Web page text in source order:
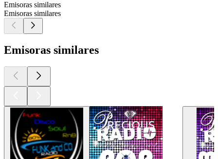
Emisoras similares
Emisoras similares
Emisoras similares